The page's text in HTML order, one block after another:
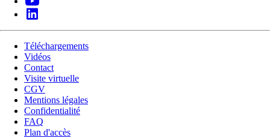
Téléchargements
Vidéos
Contact
Visite virtuelle
CGV
Mentions légales
Confidentialité
FAQ
Plan d'accès